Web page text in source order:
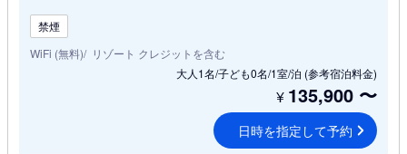
禁煙
WiFi (無料)
リゾート クレジットを含む
大人1名/子ども0名/1室/泊 (参考宿泊料金)
¥ 135,900 〜
日時を指定して予約